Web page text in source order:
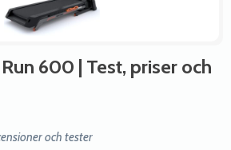
600 | Test, priser och
och tester